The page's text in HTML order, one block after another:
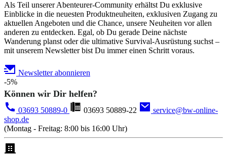
Als Teil unserer Abenteurer-Community erhältst Du exklusive
Einblicke in die neuesten Produktneuheiten, exklusiven Zugang zu
aktuellen Angeboten und die Chance, unsere Neuheiten vor allen
anderen zu entdecken. Egal, ob Du gerade Deine nächste
Wanderung planst oder die ultimative Survival-Ausrüstung suchst –
mit unserem Newsletter bist Du immer einen Schritt voraus.
Newsletter abonnieren
-5%
Können wir Dir helfen?
03693 50889-0 03693 50889-22
service@bw-online-
shop.de
(Montag - Freitag: 8:00 bis 16:00 Uhr)